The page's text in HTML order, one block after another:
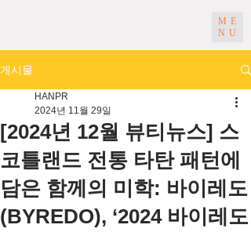
ME
NU
게시물
[2024년 12월 뷰티뉴스] 스
코틀랜드 전통 타탄 패턴에
담은 함께의 미학: 바이레도
(BYREDO), ‘2024 바이레도
HANPR
2024년 11월 29일